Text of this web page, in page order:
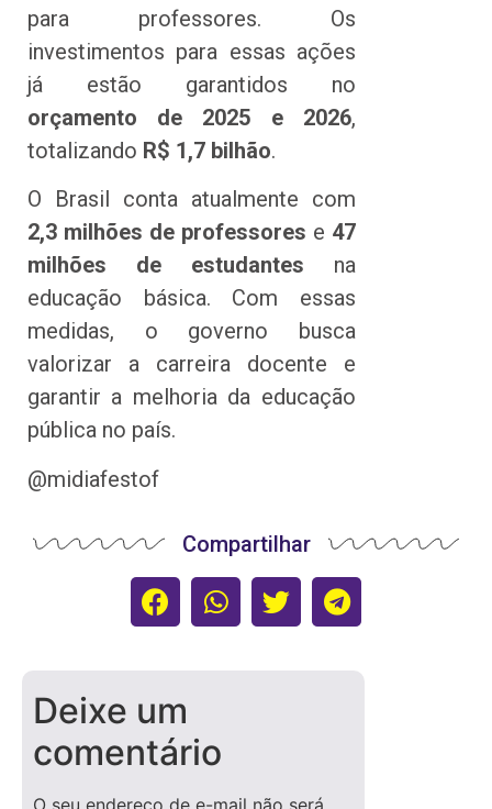
para professores. Os
investimentos para essas ações
já estão garantidos no
orçamento de 2025 e 2026,
totalizando R$ 1,7 bilhão.
O Brasil conta atualmente com
2,3 milhões de professores e 47
milhões de estudantes na
educação básica. Com essas
medidas, o governo busca
valorizar a carreira docente e
garantir a melhoria da educação
pública no país.
@midiafestof
Compartilhar
Deixe um
comentário